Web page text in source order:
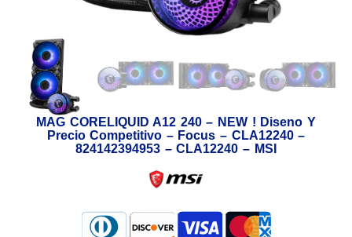
MAG CORELIQUID A12 240 – NEW ! Diseno Y
Precio Competitivo – Focus – CLA12240 –
824142394953 – CLA12240 – MSI